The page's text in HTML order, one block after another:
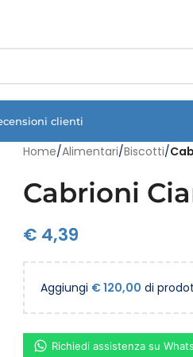
clienti
Home/Alimentari/Biscotti/
Cabrioni
€ 4,39
Aggiungi €120,00 di
Richiedi assistenza su